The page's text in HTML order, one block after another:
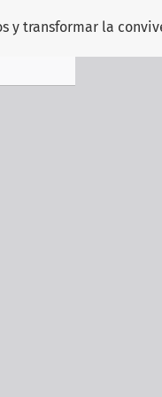
del artículo
y transformar la